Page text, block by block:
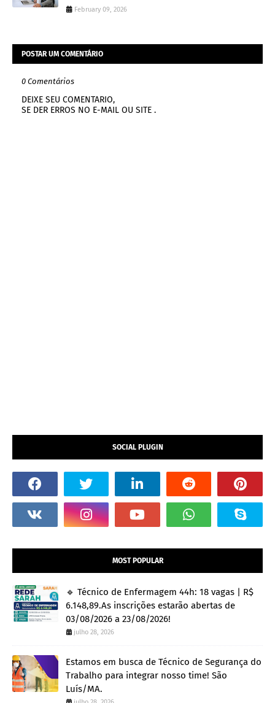
February 09, 2026
POSTAR UM COMENTÁRIO
0 Comentários
DEIXE SEU COMENTARIO,
SE DER ERROS NO E-MAIL OU SITE .
SOCIAL PLUGIN
MOST POPULAR
🔹 Técnico de Enfermagem 44h: 18 vagas | R$
6.148,89.As inscrições estarão abertas de
03/08/2026 a 23/08/2026!
julho 28, 2026
Estamos em busca de Técnico de Segurança do
Trabalho para integrar nosso time! São
Luís/MA.